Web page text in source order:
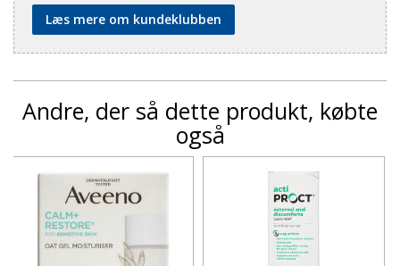
Læs mere om kundeklubben
Andre, der så dette produkt, købte
også